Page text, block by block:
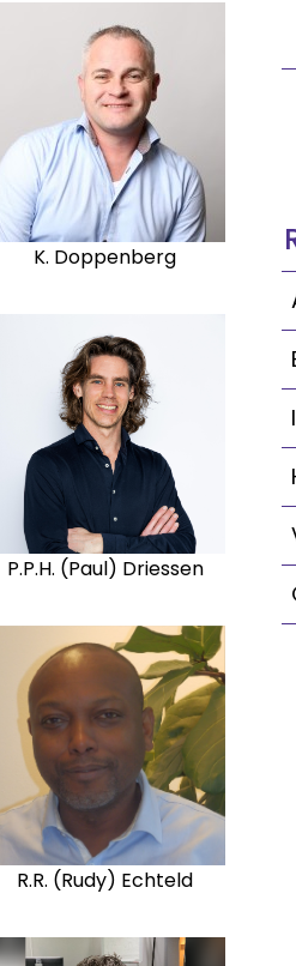
K. Doppenberg
P.P.H. (Paul) Driessen
R.R. (Rudy) Echteld